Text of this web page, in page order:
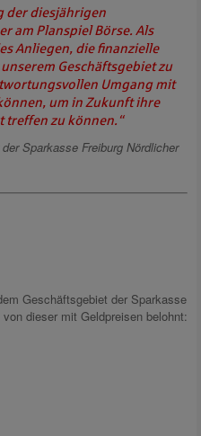
der diesjährigen
am Planspiel Börse. Als
Anliegen, die finanzielle
Geschäftsgebiet zu
Umgang mit
um in Zukunft ihre
treffen zu können.“
Sparkasse Freiburg Nördlicher
Geschäftsgebiet der Sparkasse
dieser mit Geldpreisen belohnt: